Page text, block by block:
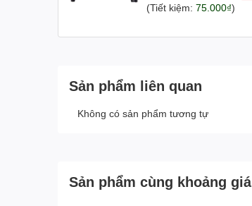
(Tiết kiệm: 75.000₫)
Sản phẩm liên quan
Không có sản phẩm tương tự
Sản phẩm cùng khoảng giá